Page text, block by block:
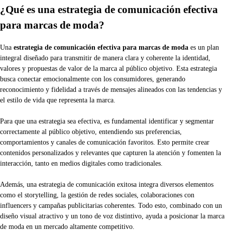
¿Qué es una estrategia de comunicación efectiva
para marcas de moda?
Una estrategia de comunicación efectiva para marcas de moda es un plan
integral diseñado para transmitir de manera clara y coherente la identidad,
valores y propuestas de valor de la marca al público objetivo. Esta estrategia
busca conectar emocionalmente con los consumidores, generando
reconocimiento y fidelidad a través de mensajes alineados con las tendencias y
el estilo de vida que representa la marca.
Para que una estrategia sea efectiva, es fundamental identificar y segmentar
correctamente al público objetivo, entendiendo sus preferencias,
comportamientos y canales de comunicación favoritos. Esto permite crear
contenidos personalizados y relevantes que capturen la atención y fomenten la
interacción, tanto en medios digitales como tradicionales.
Además, una estrategia de comunicación exitosa integra diversos elementos
como el storytelling, la gestión de redes sociales, colaboraciones con
influencers y campañas publicitarias coherentes. Todo esto, combinado con un
diseño visual atractivo y un tono de voz distintivo, ayuda a posicionar la marca
de moda en un mercado altamente competitivo.